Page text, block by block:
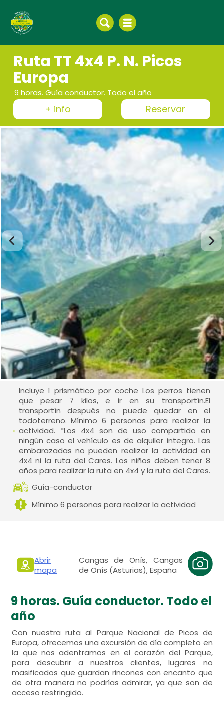
Ruta TT 4x4 P. N. Picos
Europa
9 horas. Guía conductor. Todo el año
+ info Reservar
Incluye 1 prismático por coche Los perros tienen
que pesar 7 kilos, e ir en su transportín.El
transportín después no puede quedar en el
todoterreno. Mínimo 6 personas para realizar la
actividad. *Los 4x4 son de uso compartido en
ningún caso el vehículo es de alquiler integro. Las
embarazadas no pueden realizar la actividad en
4x4 ni la ruta del Cares. Los niños deben tener 8
años para realizar la ruta en 4x4 y la ruta del Cares.
Guía-conductor
Mínimo 6 personas para realizar la actividad
Abrir
mapa
Cangas de Onís, Cangas
de Onís (Asturias), España
9 horas. Guía conductor. Todo el
año
Con nuestra ruta al Parque Nacional de Picos de
Europa, ofrecemos una excursión de día completo en
la que nos adentramos en el corazón del Parque,
para descubrir a nuestros clientes, lugares no
masificados que guardan rincones con encanto que
de otra manera no podrías admirar, ya que son de
acceso restringido.